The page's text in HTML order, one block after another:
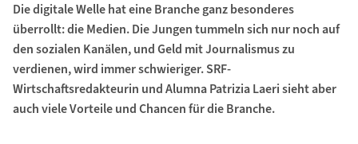
Die digitale Welle hat eine Branche ganz besonderes
überrollt: die Medien. Die Jungen tummeln sich nur noch auf
den sozialen Kanälen, und Geld mit Journalismus zu
verdienen, wird immer schwieriger. SRF-
Wirtschaftsredakteurin und Alumna Patrizia Laeri sieht aber
auch viele Vorteile und Chancen für die Branche.